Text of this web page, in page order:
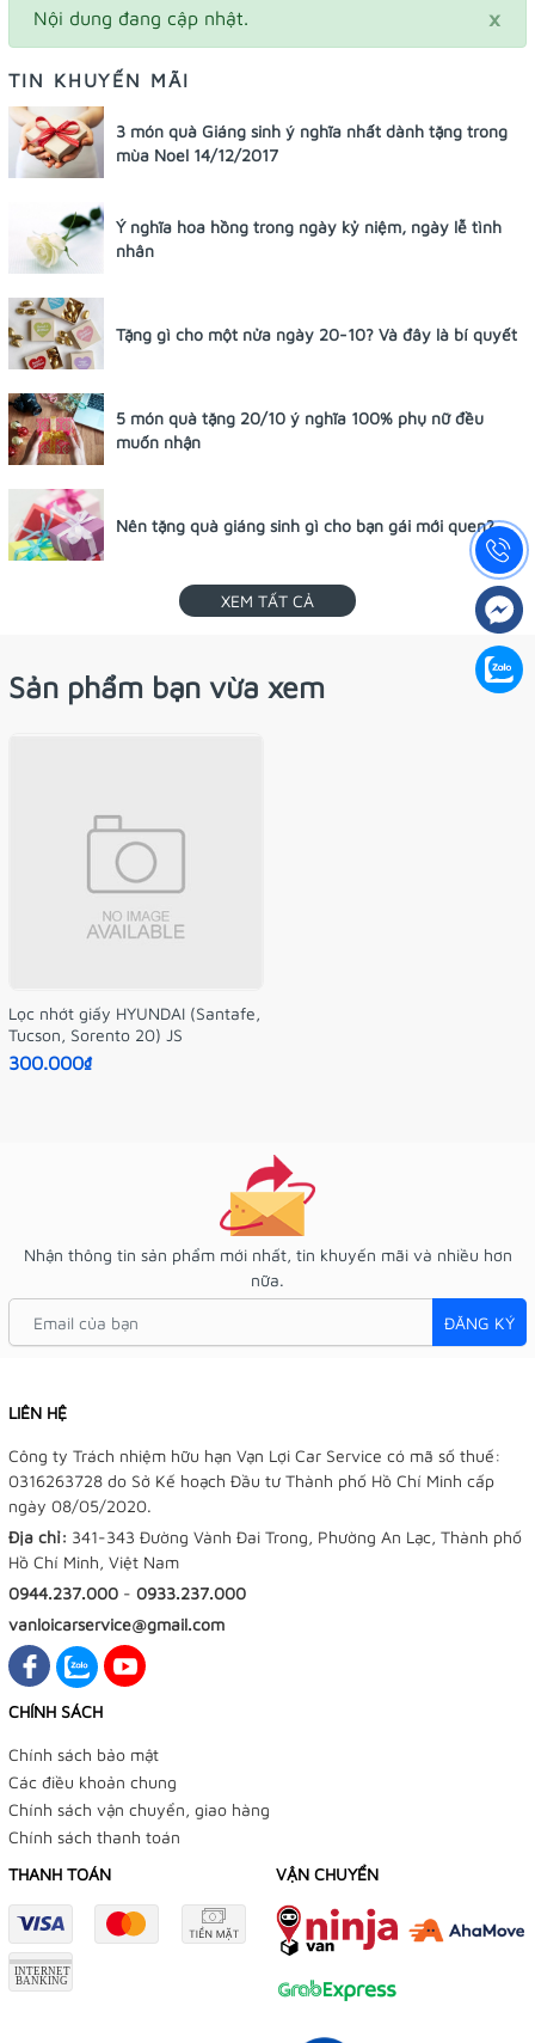
×
Nội dung đang cập nhật.
TIN KHUYẾN MÃI
3 món quà Giáng sinh ý nghĩa nhất dành tặng trong
mùa Noel 14/12/2017
Ý nghĩa hoa hồng trong ngày kỷ niệm, ngày lễ tình
nhân
Tặng gì cho một nửa ngày 20-10? Và đây là bí quyết
5 món quà tặng 20/10 ý nghĩa 100% phụ nữ đều
muốn nhận
Nên tặng quà giáng sinh gì cho bạn gái mới quen?
XEM TẤT CẢ
Sản phẩm bạn vừa xem
Lọc nhớt giấy HYUNDAI (Santafe,
Tucson, Sorento 20) JS
300.000₫
Nhận thông tin sản phẩm mới nhất, tin khuyến mãi và nhiều hơn
nữa.
ĐĂNG KÝ
LIÊN HỆ
Công ty Trách nhiệm hữu hạn Vạn Lợi Car Service có mã số thuế:
0316263728 do Sở Kế hoạch Đầu tư Thành phố Hồ Chí Minh cấp
ngày 08/05/2020.
Địa chỉ: 341-343 Đường Vành Đai Trong, Phường An Lạc, Thành phố
Hồ Chí Minh, Việt Nam
0944.237.000 - 0933.237.000
vanloicarservice@gmail.com
CHÍNH SÁCH
Chính sách bảo mật
Các điều khoản chung
Chính sách vận chuyển, giao hàng
Chính sách thanh toán
THANH TOÁN
VẬN CHUYỂN